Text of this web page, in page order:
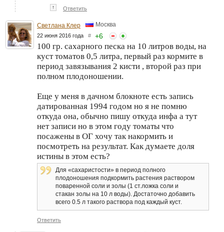
↑ Ответить
Светлана Клер Москва
22 июня 2016 года # +6
100 гр. сахарного песка на 10 литров воды, на
куст томатов 0,5 литра, первый раз кормите в
период завязывания 2 кисти , второй раз при
полном плодоношении.
Еще у меня в дачном блокноте есть запись
датированная 1994 годом но я не помню
откуда она, обычно пишу откуда инфа а тут
нет записи но в этом году томаты что
посажены в ОГ хочу так накормить и
посмотреть на результат. Как думаете доля
истины в этом есть?
Для «сахаристости» в период полного
плодоношения подкормить растения раствором
поваренной соли и золы (1 ст.ложка соли и
стакан золы на 10 л воды). Достаточно добавить
всего 0.5 л такого раствора под каждый куст.
Ответить